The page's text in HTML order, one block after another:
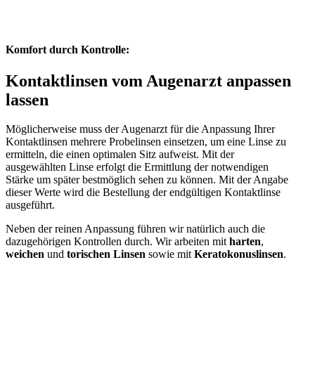
Komfort durch Kontrolle:
Kontaktlinsen vom Augenarzt anpassen
lassen
Möglicherweise muss der Augenarzt für die Anpassung Ihrer
Kontaktlinsen mehrere Probelinsen einsetzen, um eine Linse zu
ermitteln, die einen optimalen Sitz aufweist. Mit der
ausgewählten Linse erfolgt die Ermittlung der notwendigen
Stärke um später bestmöglich sehen zu können. Mit der Angabe
dieser Werte wird die Bestellung der endgültigen Kontaktlinse
ausgeführt.
Neben der reinen Anpassung führen wir natürlich auch die
dazugehörigen Kontrollen durch. Wir arbeiten mitharten,
weichen und torischen Linsen sowie mitKeratokonuslinsen.